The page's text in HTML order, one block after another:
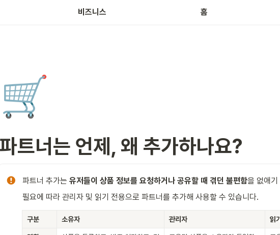
비즈니스 홈
🛒
파트너는 언제, 왜 추가하나요?
파트너 추가는 유저들이 상품 정보를 요청하거나 공유할 때 겪던 불편함을 없애
필요에 따라 관리자 및 읽기 전용으로 파트너를 추가해 사용할 수 있습니다.
구분 소유자 관리자 읽